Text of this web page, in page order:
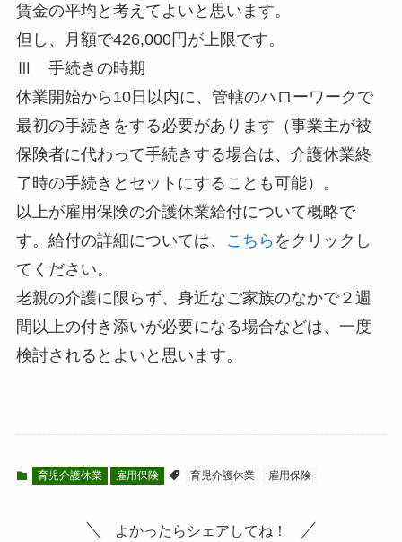
賃金の平均と考えてよいと思います。
但し、月額で426,000円が上限です。
Ⅲ 手続きの時期
休業開始から10日以内に、管轄のハローワークで
最初の手続きをする必要があります（事業主が被
保険者に代わって手続きする場合は、介護休業終
了時の手続きとセットにすることも可能）。
以上が雇用保険の介護休業給付について概略で
す。給付の詳細については、
こちら をクリックし
てください。
老親の介護に限らず、身近なご家族のなかで２週
間以上の付き添いが必要になる場合などは、一度
検討されるとよいと思います。
育児介護休業 雇用保険 育児介護休業 雇用保険
よかったらシェアしてね！